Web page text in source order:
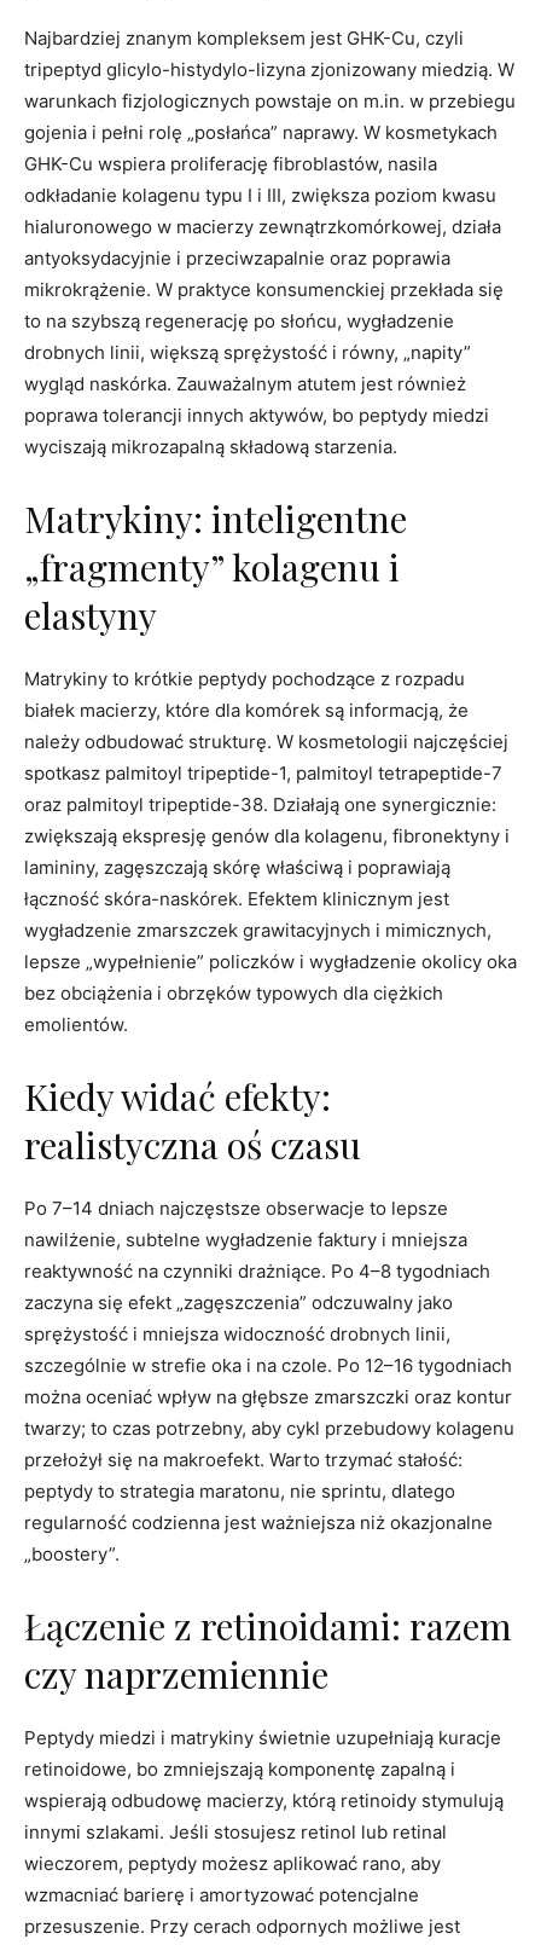
Najbardziej znanym kompleksem jest GHK-Cu, czyli
tripeptyd glicylo-histydylo-lizyna zjonizowany miedzią. W
warunkach fizjologicznych powstaje on m.in. w przebiegu
gojenia i pełni rolę „posłańca” naprawy. W kosmetykach
GHK-Cu wspiera proliferację fibroblastów, nasila
odkładanie kolagenu typu I i III, zwiększa poziom kwasu
hialuronowego w macierzy zewnątrzkomórkowej, działa
antyoksydacyjnie i przeciwzapalnie oraz poprawia
mikrokrążenie. W praktyce konsumenckiej przekłada się
to na szybszą regenerację po słońcu, wygładzenie
drobnych linii, większą sprężystość i równy, „napity”
wygląd naskórka. Zauważalnym atutem jest również
poprawa tolerancji innych aktywów, bo peptydy miedzi
wyciszają mikrozapalną składową starzenia.
Matrykiny: inteligentne
„fragmenty” kolagenu i
elastyny
Matrykiny to krótkie peptydy pochodzące z rozpadu
białek macierzy, które dla komórek są informacją, że
należy odbudować strukturę. W kosmetologii najczęściej
spotkasz palmitoyl tripeptide-1, palmitoyl tetrapeptide-7
oraz palmitoyl tripeptide-38. Działają one synergicznie:
zwiększają ekspresję genów dla kolagenu, fibronektyny i
lamininy, zagęszczają skórę właściwą i poprawiają
łączność skóra-naskórek. Efektem klinicznym jest
wygładzenie zmarszczek grawitacyjnych i mimicznych,
lepsze „wypełnienie” policzków i wygładzenie okolicy oka
bez obciążenia i obrzęków typowych dla ciężkich
emolientów.
Kiedy widać efekty:
realistyczna oś czasu
Po 7–14 dniach najczęstsze obserwacje to lepsze
nawilżenie, subtelne wygładzenie faktury i mniejsza
reaktywność na czynniki drażniące. Po 4–8 tygodniach
zaczyna się efekt „zagęszczenia” odczuwalny jako
sprężystość i mniejsza widoczność drobnych linii,
szczególnie w strefie oka i na czole. Po 12–16 tygodniach
można oceniać wpływ na głębsze zmarszczki oraz kontur
twarzy; to czas potrzebny, aby cykl przebudowy kolagenu
przełożył się na makroefekt. Warto trzymać stałość:
peptydy to strategia maratonu, nie sprintu, dlatego
regularność codzienna jest ważniejsza niż okazjonalne
„boostery”.
Łączenie z retinoidami: razem
czy naprzemiennie
Peptydy miedzi i matrykiny świetnie uzupełniają kuracje
retinoidowe, bo zmniejszają komponentę zapalną i
wspierają odbudowę macierzy, którą retinoidy stymulują
innymi szlakami. Jeśli stosujesz retinol lub retinal
wieczorem, peptydy możesz aplikować rano, aby
wzmacniać barierę i amortyzować potencjalne
przesuszenie. Przy cerach odpornych możliwe jest